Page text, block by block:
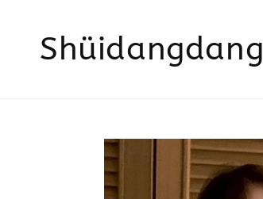
Shüidangdang